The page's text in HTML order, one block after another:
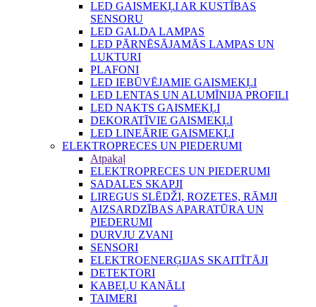
LED GAISMEKĻI AR KUSTĪBAS
SENSORU
LED GALDA LAMPAS
LED PĀRNĒSĀJAMĀS LAMPAS UN
LUKTURI
PLAFONI
LED IEBŪVĒJAMIE GAISMEKĻI
LED LENTAS UN ALUMĪNIJA PROFILI
LED NAKTS GAISMEKĻI
DEKORATĪVIE GAISMEKĻI
LED LINEĀRIE GAISMEKĻI
ELEKTROPRECES UN PIEDERUMI
Atpakaļ
ELEKTROPRECES UN PIEDERUMI
SADALES SKAPJI
LIREGUS SLĒDŽI, ROZETES, RĀMJI
AIZSARDZĪBAS APARATŪRA UN
PIEDERUMI
DURVJU ZVANI
SENSORI
ELEKTROENERĢIJAS SKAITĪTĀJI
DETEKTORI
KABEĻU KANĀLI
TAIMERI